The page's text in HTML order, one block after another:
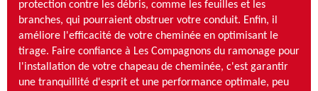
protection contre les débris, comme les feuilles et les
branches, qui pourraient obstruer votre conduit. Enfin, il
améliore l'efficacité de votre cheminée en optimisant le
tirage. Faire confiance à Les Compagnons du ramonage pour
l'installation de votre chapeau de cheminée, c'est garantir
une tranquillité d'esprit et une performance optimale, peu